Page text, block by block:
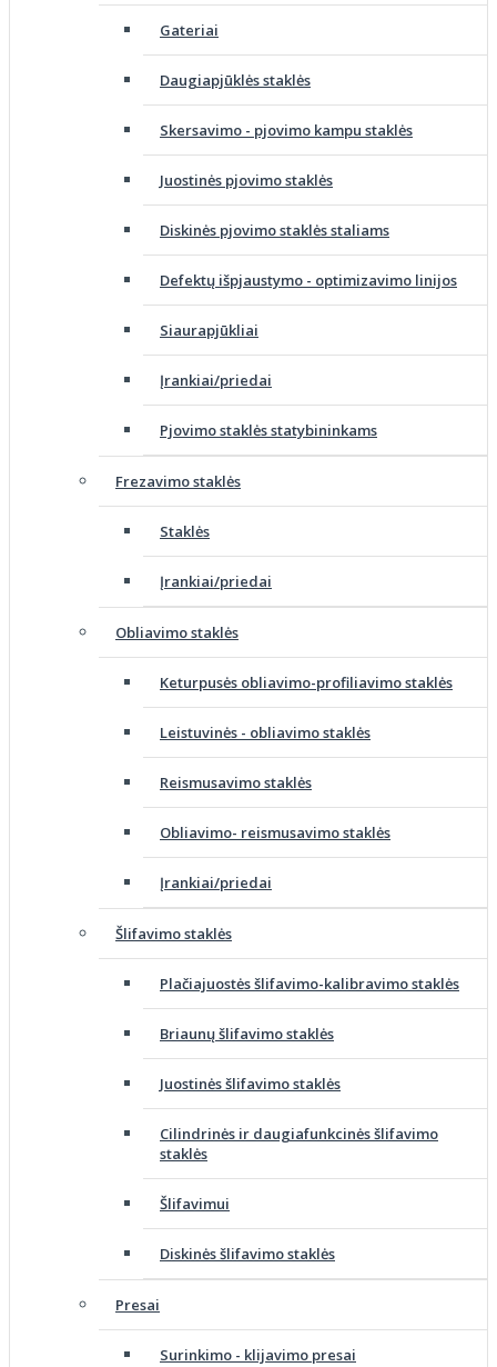
Gateriai
Daugiapjūklės staklės
Skersavimo - pjovimo kampu staklės
Juostinės pjovimo staklės
Diskinės pjovimo staklės staliams
Defektų išpjaustymo - optimizavimo linijos
Siaurapjūkliai
Įrankiai/priedai
Pjovimo staklės statybininkams
Frezavimo staklės
Staklės
Įrankiai/priedai
Obliavimo staklės
Keturpusės obliavimo-profiliavimo staklės
Leistuvinės - obliavimo staklės
Reismusavimo staklės
Obliavimo- reismusavimo staklės
Įrankiai/priedai
Šlifavimo staklės
Plačiajuostės šlifavimo-kalibravimo staklės
Briaunų šlifavimo staklės
Juostinės šlifavimo staklės
Cilindrinės ir daugiafunkcinės šlifavimo
staklės
Šlifavimui
Diskinės šlifavimo staklės
Presai
Surinkimo - klijavimo presai